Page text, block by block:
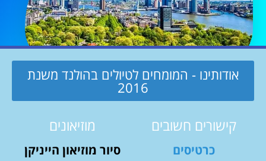
אודותינו - המומחים לטיולים בהולנד משנת
2016
קישורים חשובים
כרטיסים
מוזיאונים
סיור מוזיאון הייניקן